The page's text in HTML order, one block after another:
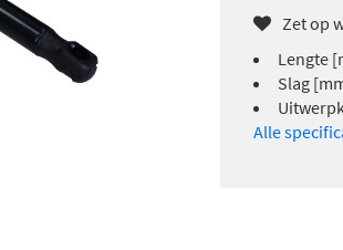
Zet op
Lengte
Slag
Alle